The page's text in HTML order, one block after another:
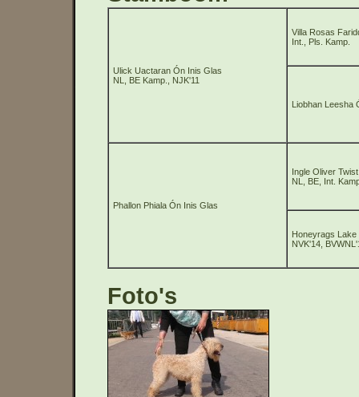
Ulick Uactaran Ón Inis Glas
NL, BE Kamp., NJK'11
Villa Rosas
Int., Pls. Kamp.
Liobhan Leesha
Phallon Phiala Ón Inis Glas
Ingle Oliver Twist
NL, BE, Int.
Honeyrags Lake
NVK'14,
Foto's